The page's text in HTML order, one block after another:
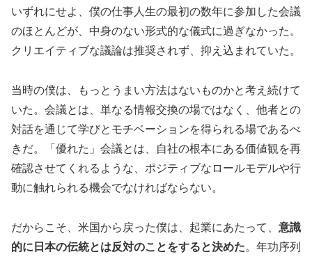
いずれにせよ、僕の仕事人生の最初の数年に参加した会議
のほとんどが、中身のない形式的な儀式に過ぎなかった。
クリエイティブな議論は推奨されず、抑え込まれていた。
当時の僕は、もっとうまい方法はないものかと考え続けて
いた。会議とは、単なる情報交換の場ではなく、他者との
対話を通じて学びとモチベーションを得られる場であるべ
きだ。「優れた」会議とは、自社の根本にある価値観を再
確認させてくれるような、ポジティブなロールモデルや行
動に触れられる機会でなければならない。
だからこそ、米国から戻った僕は、起業にあたって、 意識
的に日本の伝統とは反対のことをすると決めた。年功序列